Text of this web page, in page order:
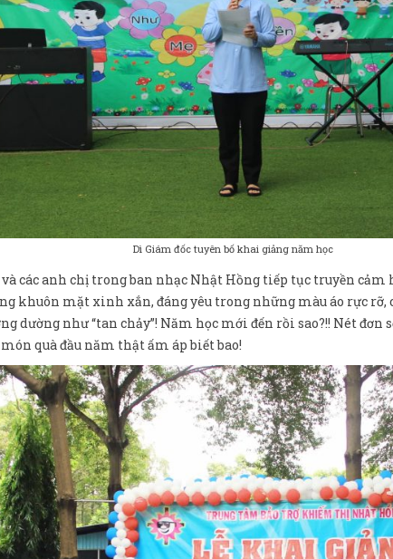
Dì Giám đốc tuyên bố khai giảng năm học
các anh chị trong ban nhạc Nhật Hồng tiếp tục truyền cảm
khuôn mặt xinh xắn, đáng yêu trong những màu áo rực rỡ,
dường như “tan chảy”! Năm học mới đến rồi sao?!! Nét
quà đầu năm thật ấm áp biết bao!